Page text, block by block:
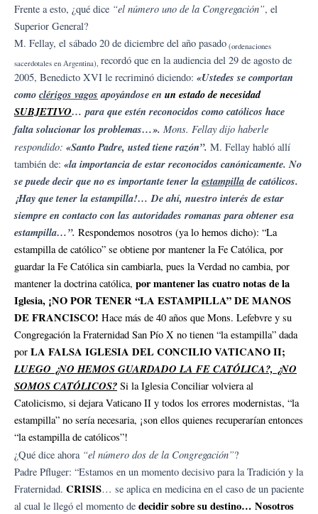
Frente a esto, ¿qué dice “el número uno de la Congregación”, el
Superior General?
M. Fellay, el sábado 20 de diciembre del año pasado (ordenaciones
sacerdotales en Argentina), recordó que en la audiencia del 29 de agosto de
2005, Benedicto XVI le recriminó diciendo: «Ustedes se comportan
comoclérigos vagosapoyándose en un estado de necesidad
SUBJETIVO… para que estén reconocidos como católicos hace
falta solucionar los problemas…». Mons. Fellay dijo haberle
respondido: «Santo Padre, usted tiene razón”. M. Fellay habló allí
también de: «la importancia de estar reconocidos canónicamente. No
se puede decir que no es importante tener laestampillade católicos.
¡Hay que tener la estampilla!… De ahí, nuestro interés de estar
siempre en contacto con las autoridades romanas para obtener esa
estampilla…”. Respondemos nosotros (ya lo hemos dicho): “La
estampilla de católico” se obtiene por mantener la Fe Católica, por
guardar la Fe Católica sin cambiarla, pues la Verdad no cambia, por
mantener la doctrina católica, por mantener las cuatro notas de la
Iglesia, ¡NO POR TENER “LA ESTAMPILLA” DE MANOS
DE FRANCISCO! Hace más de 40 años que Mons. Lefebvre y su
Congregación la Fraternidad San Pío X no tienen “la estampilla” dada
por LA FALSA IGLESIA DEL CONCILIO VATICANO II;
LUEGO ¿NO HEMOS GUARDADO LA FE CATÓLICA?, ¿NO
SOMOS CATÓLICOS? Si la Iglesia Conciliar volviera al
Catolicismo, si dejara Vaticano II y todos los errores modernistas, “la
estampilla” no sería necesaria, ¡son ellos quienes recuperarían entonces
“la estampilla de católicos”!
¿Qué dice ahora “el número dos de la Congregación”?
Padre Pfluger: “Estamos en un momento decisivo para la Tradición y la
Fraternidad. CRISIS… se aplica en medicina en el caso de un paciente
al cual le llegó el momento de decidir sobre su destino… Nosotros